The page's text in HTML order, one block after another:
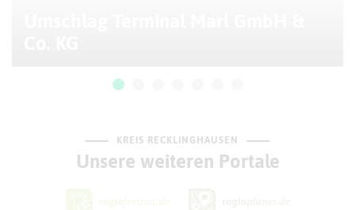
KREIS RECKLINGHAUSEN
Unsere weiteren Portale